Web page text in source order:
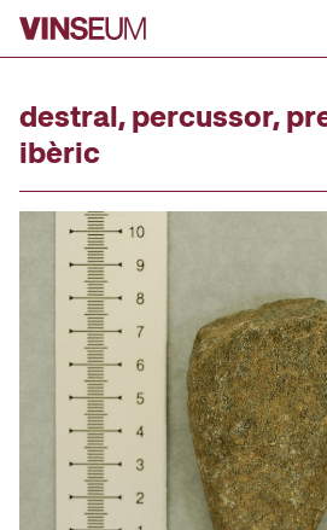
Anar al contingut
destral, percussor,
ibèric